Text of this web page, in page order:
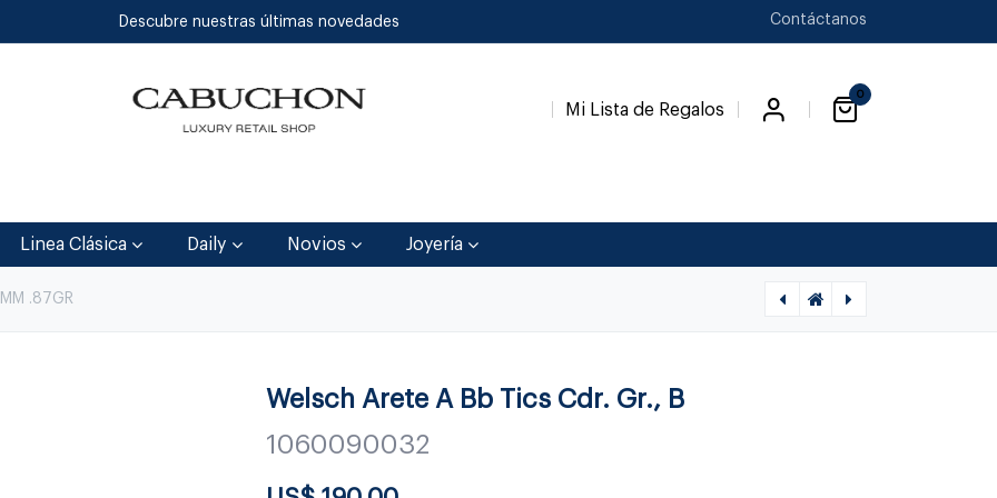
Descubre nuestras últimas novedades Contáctanos
Mi Lista de Regalos
0
Linea Clásica Daily Novios Joyería
.87GR
Welsch Arete A Bb Tics Cdr. Gr., B
1060090032